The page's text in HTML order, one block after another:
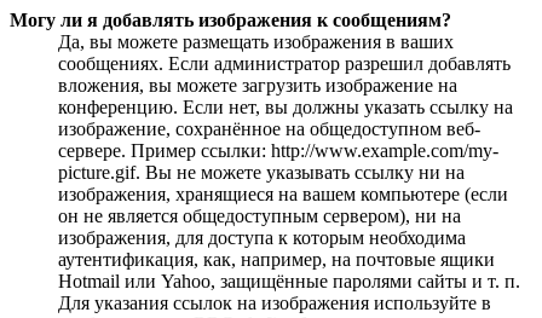
Могу ли я добавлять изображения к сообщениям?
Да, вы можете размещать изображения в ваших
сообщениях. Если администратор разрешил добавлять
вложения, вы можете загрузить изображение на
конференцию. Если нет, вы должны указать ссылку на
изображение, сохранённое на общедоступном веб-
сервере. Пример ссылки: http://www.example.com/my-
picture.gif. Вы не можете указывать ссылку ни на
изображения, хранящиеся на вашем компьютере (если
он не является общедоступным сервером), ни на
изображения, для доступа к которым необходима
аутентификация, как, например, на почтовые ящики
Hotmail или Yahoo, защищённые паролями сайты и т. п.
Для указания ссылок на изображения используйте в